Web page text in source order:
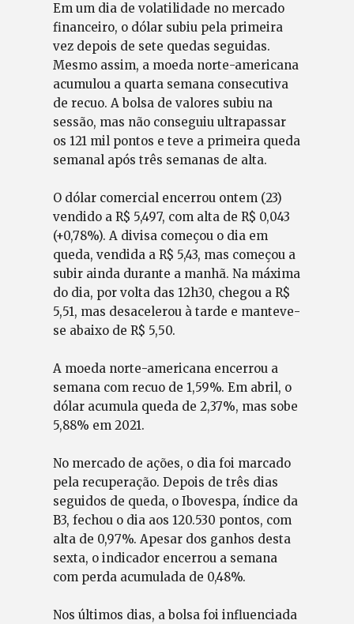
Em um dia de volatilidade no mercado
financeiro, o dólar subiu pela primeira
vez depois de sete quedas seguidas.
Mesmo assim, a moeda norte-americana
acumulou a quarta semana consecutiva
de recuo. A bolsa de valores subiu na
sessão, mas não conseguiu ultrapassar
os 121 mil pontos e teve a primeira queda
semanal após três semanas de alta.
O dólar comercial encerrou ontem (23)
vendido a R$ 5,497, com alta de R$ 0,043
(+0,78%). A divisa começou o dia em
queda, vendida a R$ 5,43, mas começou a
subir ainda durante a manhã. Na máxima
do dia, por volta das 12h30, chegou a R$
5,51, mas desacelerou à tarde e manteve-
se abaixo de R$ 5,50.
A moeda norte-americana encerrou a
semana com recuo de 1,59%. Em abril, o
dólar acumula queda de 2,37%, mas sobe
5,88% em 2021.
No mercado de ações, o dia foi marcado
pela recuperação. Depois de três dias
seguidos de queda, o Ibovespa, índice da
B3, fechou o dia aos 120.530 pontos, com
alta de 0,97%. Apesar dos ganhos desta
sexta, o indicador encerrou a semana
com perda acumulada de 0,48%.
Nos últimos dias, a bolsa foi influenciada